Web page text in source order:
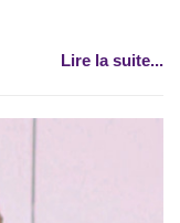
Lire la suite...